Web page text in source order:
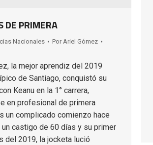
DE PRIMERA
Nacionales Por Ariel Gómez
la mejor aprendiz del 2019
de Santiago, conquistó su
Keanu en la 1° carrera,
en profesional de primera
un complicado comienzo hace
castigo de 60 días y su primer
del 2019, la jocketa lució